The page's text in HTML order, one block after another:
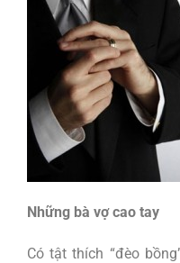
Những bà vợ cao tay
Có tật thích “đèo